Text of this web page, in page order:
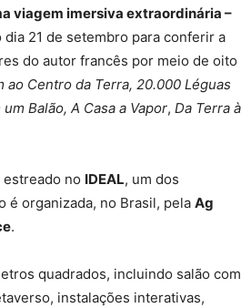
viagem imersiva extraordinária –
21 de setembro para conferir a
do autor francês por meio de oito
ao Centro da Terra, 20.000 Léguas
Balão, A Casa a Vapor, Da Terra à
estreado no IDEAL, um dos
é organizada, no Brasil, pela Ag
.
quadrados, incluindo salão com
instalações interativas,